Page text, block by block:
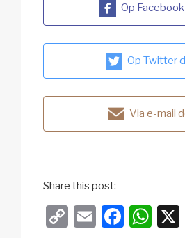
Op
Op Twitter
Via e-mail
Share this post:
C
E
F
W